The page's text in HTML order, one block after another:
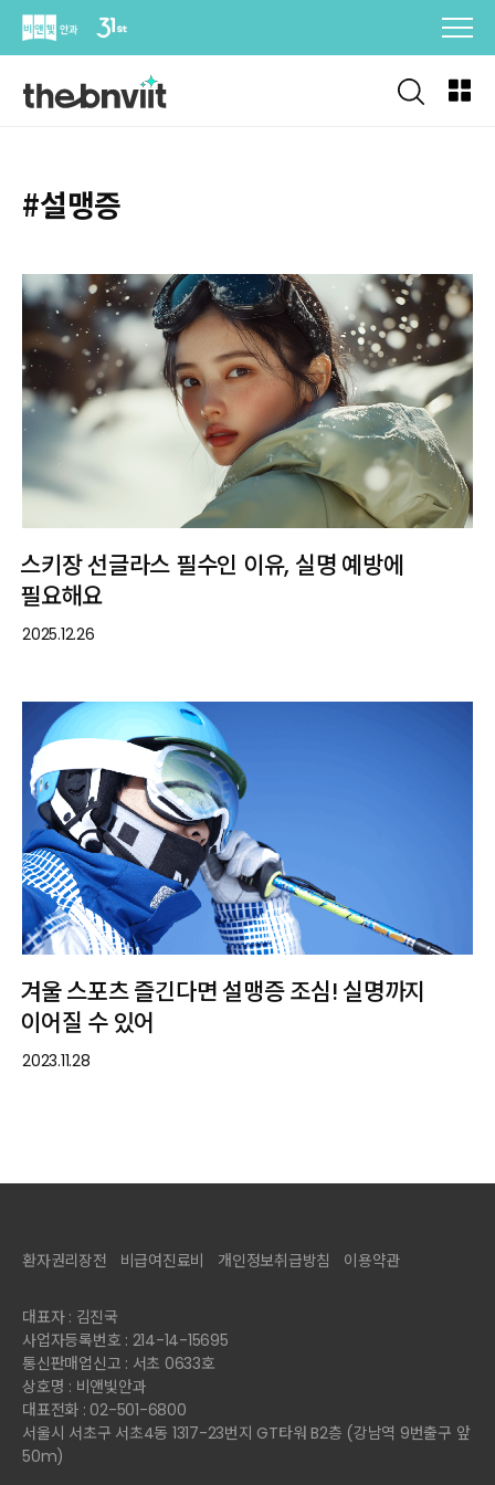
Skip
#설맹증
스키장 선글라스 필수인 이유, 실명 예방에
필요해요
2025.12.26
겨울 스포츠 즐긴다면 설맹증 조심! 실명까지
이어질 수 있어
2023.11.28
환자권리장전 비급여진료비 개인정보취급방침 이용약관
대표자 : 김진국
사업자등록번호 : 214-14-15695
통신판매업신고 : 서초 0633호
상호명 : 비앤빛안과
대표전화 : 02-501-6800
서울시 서초구 서초4동 1317-23번지 GT타워 B2층 (강남역 9번출구 앞
50m)